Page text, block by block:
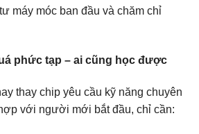
máy móc ban đầu và chăm chỉ
phức tạp – ai cũng học được
thay chip yêu cầu kỹ năng chuyên
với người mới bắt đầu, chỉ cần: